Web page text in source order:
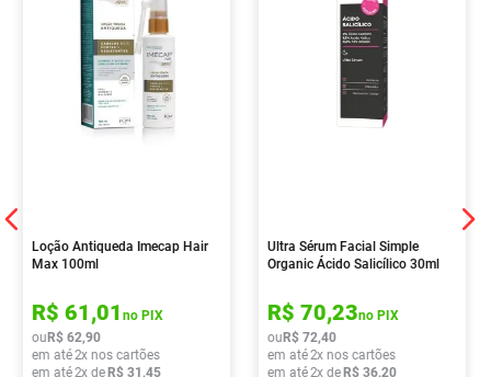
Loção Antiqueda Imecap Hair
Max 100ml
R$ 61,01 no PIX
ou R$ 62,90
em até2x nos cartões
em até2x de R$ 31 ,45
Ultra Sérum Facial Simple
Organic Ácido Salicílico 30ml
R$ 70,23no PIX
ou R$ 72,40
em até2x nos cartões
em até2x de R$ 36,20